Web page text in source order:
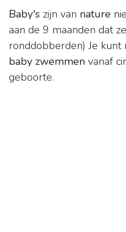
Baby's zijn van nature
aan de 9 maanden dat
ronddobberden) Je
baby zwemmen vanaf
geboorte.